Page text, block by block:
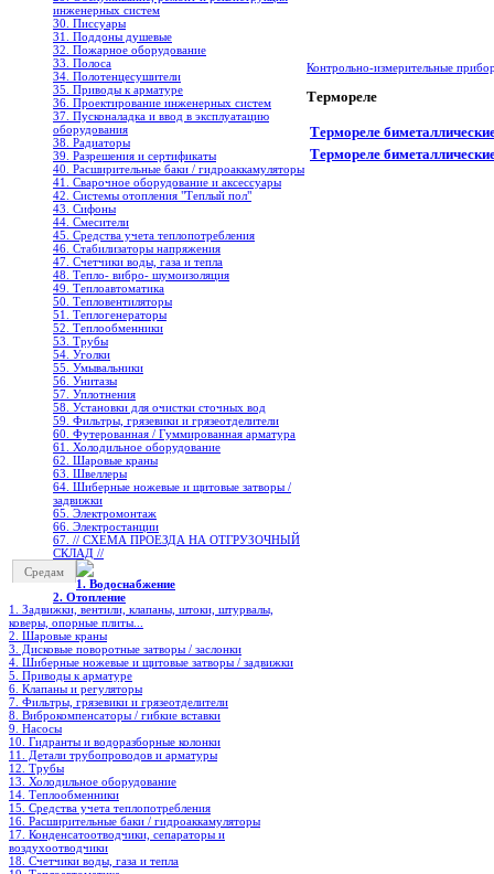
инженерных систем
30. Писсуары
31. Поддоны душевые
32. Пожарное оборудование
33. Полоса
34. Полотенцесушители
35. Приводы к арматуре
36. Проектирование инженерных систем
37. Пусконаладка и ввод в эксплуатацию
оборудования
38. Радиаторы
39. Разрешения и сертификаты
40. Расширительные баки / гидроаккамуляторы
41. Сварочное оборудование и аксессуары
42. Системы отопления "Теплый пол"
43. Сифоны
44. Смесители
45. Средства учета теплопотребления
46. Стабилизаторы напряжения
47. Счетчики воды, газа и тепла
48. Тепло- вибро- шумоизоляция
49. Теплоавтоматика
50. Тепловентиляторы
51. Теплогенераторы
52. Теплообменники
53. Трубы
54. Уголки
55. Умывальники
56. Унитазы
57. Уплотнения
58. Установки для очистки сточных вод
59. Фильтры, грязевики и грязеотделители
60. Футерованная / Гуммированная арматура
61. Холодильное oборудование
62. Шаровые краны
63. Швеллеры
64. Шиберные ножевые и щитовые затворы /
задвижки
65. Электромонтаж
66. Электростанции
67. // СХЕМА ПРОЕЗДА НА ОТГРУЗОЧНЫЙ
СКЛАД //
Средам
1. Водоснабжение
2. Отопление
1. Задвижки, вентили, клапаны, штоки, штурвалы,
коверы, опорные плиты...
2. Шаровые краны
3. Дисковые поворотные затворы / заслонки
4. Шиберные ножевые и щитовые затворы / задвижки
5. Приводы к арматуре
6. Клапаны и регуляторы
7. Фильтры, грязевики и грязеотделители
8. Виброкомпенсаторы / гибкие вставки
9. Насосы
10. Гидранты и водоразборные колонки
11. Детали трубопроводов и арматуры
12. Трубы
13. Холодильное oборудование
14. Теплообменники
15. Средства учета теплопотребления
16. Расширительные баки / гидроаккамуляторы
17. Конденсатоотводчики, сепараторы и
воздухоотводчики
18. Счетчики воды, газа и тепла
Контрольно-измерительные
Термореле
Термореле
Термореле